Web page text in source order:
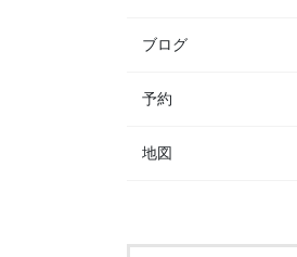
ブログ
予約
地図